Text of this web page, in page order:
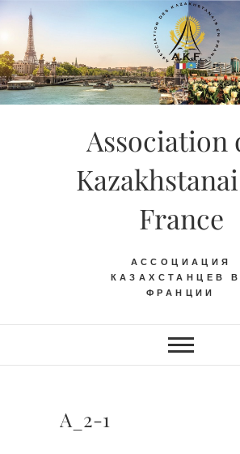
Skip
content
Association
France
АССОЦИАЦИЯ
КАЗАХСТАНЦЕВ
ФРАНЦИИ
A_2-1